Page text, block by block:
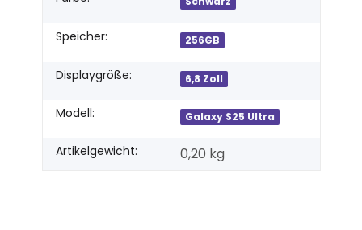
Speicher: 256GB
Displaygröße: 6,8 Zoll
Modell: Galaxy S25 Ultra
Artikelgewicht: 0,20 kg